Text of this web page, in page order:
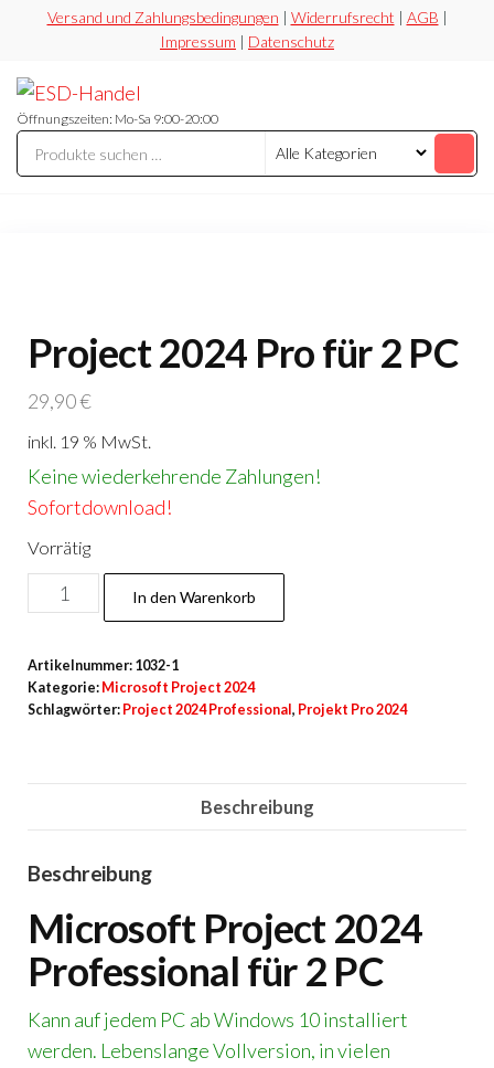
springen
Versand und Zahlungsbedingungen | Widerrufsrecht | AGB |
Impressum | Datenschutz
Handel
Preiswert
Öffnungszeiten: Mo-Sa 9:00-20:00
Project 2024 Pro für 2 PC
29,90€
inkl. 19 % MwSt.
Keine wiederkehrende Zahlungen!
Sofortdownload!
Vorrätig
Project
2024
für
2
In den Warenkorb
Artikelnummer: 1032-1
Kategorie: Microsoft Project 2024
Schlagwörter: Project 2024 Professional , Projekt Pro 2024
Beschreibung
Beschreibung
Microsoft Project 2024
Professional für 2 PC
Kann auf jedem PC ab Windows 10 installiert
werden. Lebenslange Vollversion, in vielen